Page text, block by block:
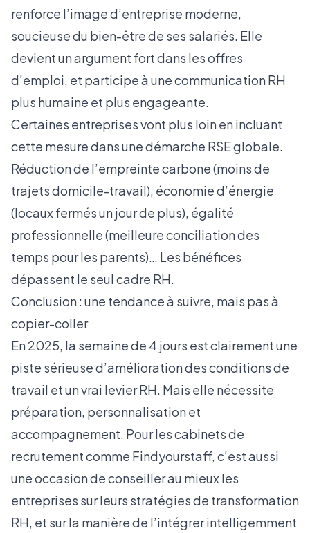
renforce l’image d’entreprise moderne,
soucieuse du bien-être de ses salariés. Elle
devient un argument fort dans les offres
d’emploi, et participe à une communication RH
plus humaine et plus engageante.
Certaines entreprises vont plus loin en incluant
cette mesure dans une démarche RSE globale.
Réduction de l’empreinte carbone (moins de
trajets domicile-travail), économie d’énergie
(locaux fermés un jour de plus), égalité
professionnelle (meilleure conciliation des
temps pour les parents)… Les bénéfices
dépassent le seul cadre RH.
Conclusion : une tendance à suivre, mais pas à
copier-coller
En 2025, la semaine de 4 jours est clairement une
piste sérieuse d’amélioration des conditions de
travail et un vrai levier RH. Mais elle nécessite
préparation, personnalisation et
accompagnement. Pour les cabinets de
recrutement comme Findyourstaff, c’est aussi
une occasion de conseiller au mieux les
entreprises sur leurs stratégies de transformation
RH, et sur la manière de l’intégrer intelligemment